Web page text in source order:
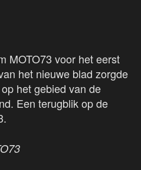
MOTO73 voor het eerst
het nieuwe blad zorgde
het gebied van de
Een terugblik op de